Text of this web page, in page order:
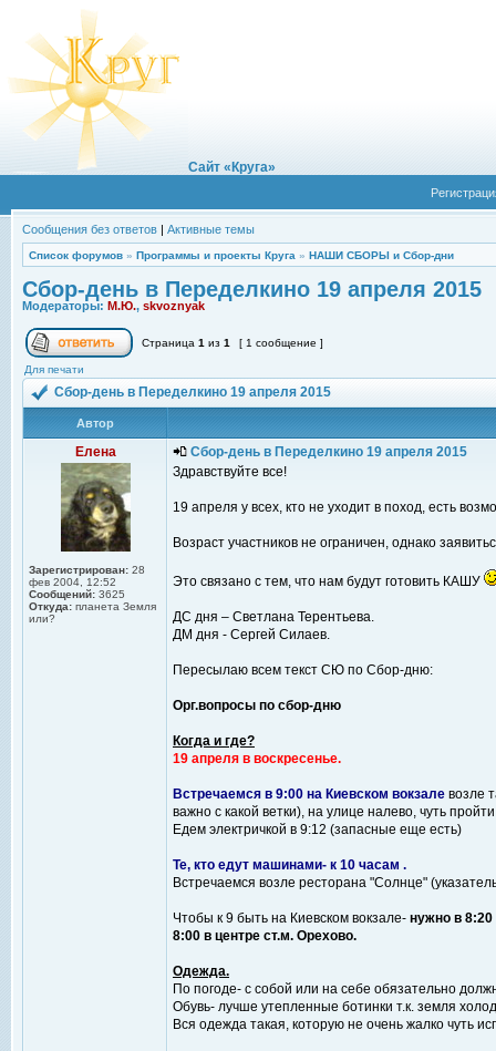
Сайт «Круга»
Сообщения без ответов | Активные темы
Список форумов » Программы и проекты Круга » НАШИ СБОРЫ и Сбор-дни
Сбор-день в Переделкино 19 апреля 2015
Модераторы: М.Ю., skvoznyak
Страница 1 из 1 [ 1 сообщение ]
Для печати
Сбор-день в Переделкино 19 апреля 2015
Автор
Елена
Зарегистрирован: 28
фев 2004, 12:52
Сообщений: 3625
Откуда: планета Земля
или?
Сбор-день в Переделкино 19 апреля 2015
Здравствуйте все!
19 апреля у всех, кто не уходит в поход, есть
Возраст участников не ограничен, однако
Это связано с тем, что нам будут готовить КАШУ
ДС дня – Светлана Терентьева.
ДМ дня - Сергей Силаев.
Пересылаю всем текст СЮ по Сбор-дню:
Орг.вопросы по сбор-дню
Когда и где?
19 апреля в воскресенье.
Встречаемся в 9:00 на Киевском вокзале возле
важно с какой ветки), на улице налево, чуть
Едем электричкой в 9:12 (запасные еще есть)
Те, кто едут машинами- к 10 часам .
Встречаемся возле ресторана "Солнце"
Чтобы к 9 быть на Киевском вокзале- нужно в 8:20
8:00 в центре ст.м. Орехово.
Одежда.
По погоде- с собой или на себе обязательно
Обувь- лучше утепленные ботинки т.к. земля
Вся одежда такая, которую не очень жалко чуть